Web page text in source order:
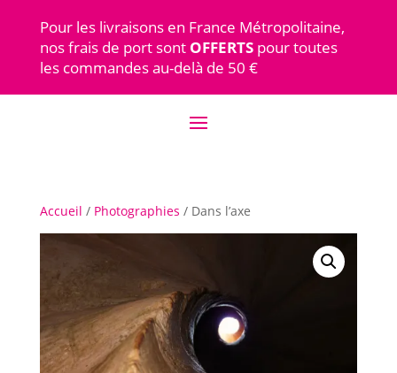
Pour les livraisons en France Métropolitaine,
nos frais de port sont OFFERTSpour toutes
les commandes au-delà de 50 €
Accueil / Photographies / Dans l’axe